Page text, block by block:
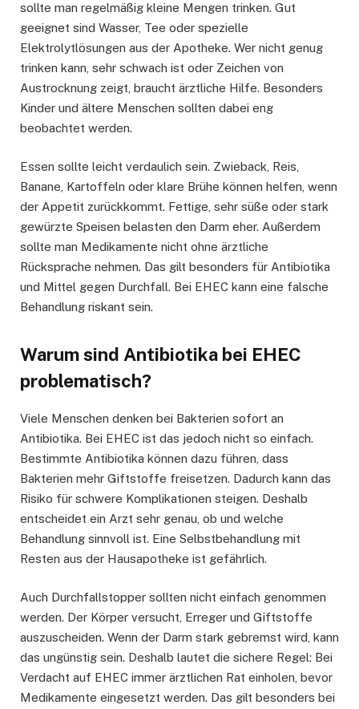
sollte man regelmäßig kleine Mengen trinken. Gut
geeignet sind Wasser, Tee oder spezielle
Elektrolytlösungen aus der Apotheke. Wer nicht genug
trinken kann, sehr schwach ist oder Zeichen von
Austrocknung zeigt, braucht ärztliche Hilfe. Besonders
Kinder und ältere Menschen sollten dabei eng
beobachtet werden.
Essen sollte leicht verdaulich sein. Zwieback, Reis,
Banane, Kartoffeln oder klare Brühe können helfen, wenn
der Appetit zurückkommt. Fettige, sehr süße oder stark
gewürzte Speisen belasten den Darm eher. Außerdem
sollte man Medikamente nicht ohne ärztliche
Rücksprache nehmen. Das gilt besonders für Antibiotika
und Mittel gegen Durchfall. Bei EHEC kann eine falsche
Behandlung riskant sein.
Warum sind Antibiotika bei EHEC
problematisch?
Viele Menschen denken bei Bakterien sofort an
Antibiotika. Bei EHEC ist das jedoch nicht so einfach.
Bestimmte Antibiotika können dazu führen, dass
Bakterien mehr Giftstoffe freisetzen. Dadurch kann das
Risiko für schwere Komplikationen steigen. Deshalb
entscheidet ein Arzt sehr genau, ob und welche
Behandlung sinnvoll ist. Eine Selbstbehandlung mit
Resten aus der Hausapotheke ist gefährlich.
Auch Durchfallstopper sollten nicht einfach genommen
werden. Der Körper versucht, Erreger und Giftstoffe
auszuscheiden. Wenn der Darm stark gebremst wird, kann
das ungünstig sein. Deshalb lautet die sichere Regel: Bei
Verdacht auf EHEC immer ärztlichen Rat einholen, bevor
Medikamente eingesetzt werden. Das gilt besonders bei